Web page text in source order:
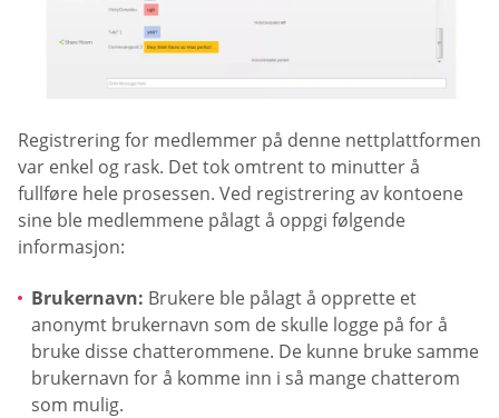
Registrering for medlemmer på denne nettplattformen
var enkel og rask. Det tok omtrent to minutter å
fullføre hele prosessen. Ved registrering av kontoene
sine ble medlemmene pålagt å oppgi følgende
informasjon:
Brukernavn: Brukere ble pålagt å opprette et
anonymt brukernavn som de skulle logge på for å
bruke disse chatterommene. De kunne bruke samme
brukernavn for å komme inn i så mange chatterom
som mulig.